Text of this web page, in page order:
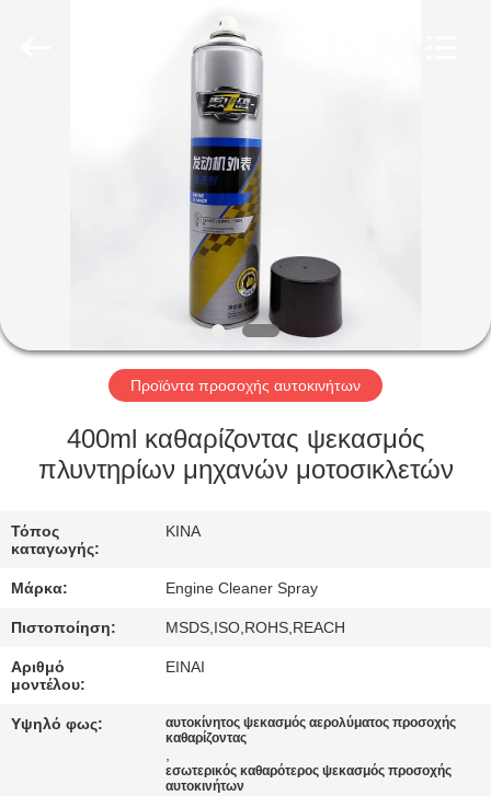
ΓΎΡΟΣ
ΕΡΓΟΣΤΑΣΊΩΝ
ΠΟΙΟΤΙΚΌΣ
ΜΑΣ
ΕΛΆΤΕ
ΣΕ
ΕΠΑΦΉ
ΜΕ
Προϊόντα προσοχής αυτοκινήτων
400ml καθαρίζοντας ψεκασμός
πλυντηρίων μηχανών μοτοσικλετών
Τόπος
καταγωγής:
ΚΙΝΑ
Μάρκα: Engine Cleaner Spray
Πιστοποίηση: MSDS,ISO,ROHS,REACH
Αριθμό
μοντέλου:
ΕΙΝΑΙ
Υψηλό φως:
αυτοκίνητος ψεκασμός αερολύματος προσοχής
καθαρίζοντας
,
εσωτερικός καθαρότερος ψεκασμός προσοχής
αυτοκινήτων